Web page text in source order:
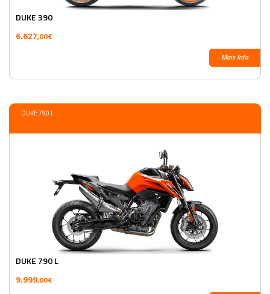
DUKE 390
6.627,00€
Mais Info
DUKE 790 L
DUKE 790 L
9.999,00€